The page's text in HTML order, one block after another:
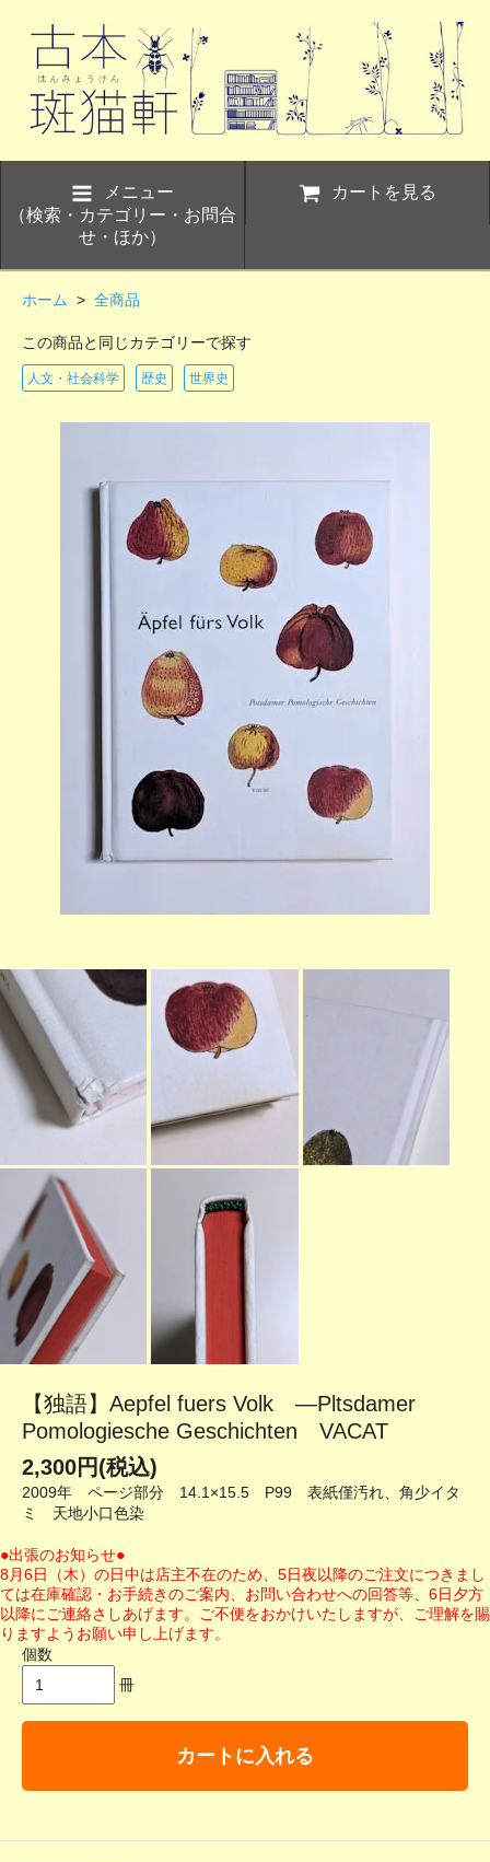
メニュー
（検索・カテゴリー・お問合
せ・ほか）
カートを見る
ホーム > 全商品
この商品と同じカテゴリーで探す
人文・社会科学 歴史 世界史
【独語】Aepfel fuers Volk ―Pltsdamer
Pomologiesche Geschichten VACAT
2,300円(税込)
2009年 ページ部分 14.1×15.5 P99 表紙僅汚れ、角少イタ
ミ 天地小口色染
●出張のお知らせ●
8月6日（木）の日中は店主不在のため、5日夜以降のご注文につきまし
ては在庫確認・お手続きのご案内、お問い合わせへの回答等、6日夕方
以降にご連絡さしあげます。ご不便をおかけいたしますが、ご理解を賜
りますようお願い申し上げます。
個数
冊
カートに入れる